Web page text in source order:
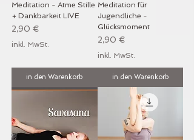
Meditation - Atme Stille
+ Dankbarkeit LIVE
Preis
2,90 €
inkl. MwSt.
in den Warenkorb
Meditation für
Jugendliche -
Glücksmoment
Preis
2,90 €
inkl. MwSt.
in den Warenkorb